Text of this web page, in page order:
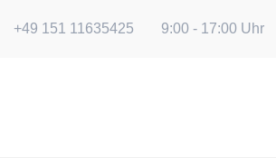
+49 151 11635425 9:00 - 17:00 Uhr